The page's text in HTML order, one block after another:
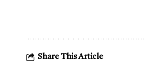
Share This Article